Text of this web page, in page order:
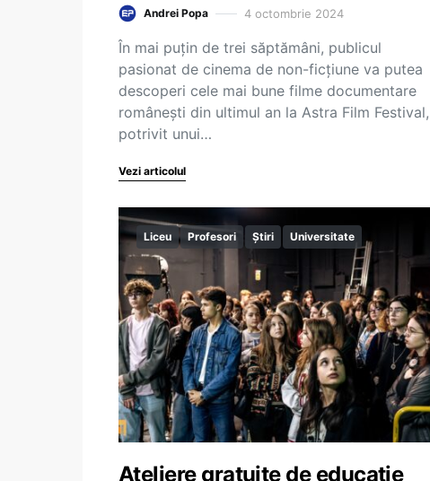
Andrei Popa 4 octombrie 2024
În mai puțin de trei săptămâni, publicul
pasionat de cinema de non-ficțiune va putea
descoperi cele mai bune filme documentare
românești din ultimul an la Astra Film Festival,
potrivit unui…
Vezi articolul
Liceu Profesori Știri Universitate
Ateliere gratuite de educație